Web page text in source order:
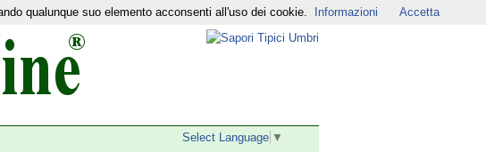
|Facebook|Twitter|YouTube|
Select Language ▼
qualunque suo elemento acconsenti all'uso dei cookie. Informazioni Accetta